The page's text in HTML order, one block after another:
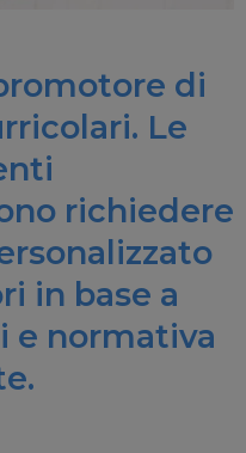
di
Le
richiedere
in base a
e normativa